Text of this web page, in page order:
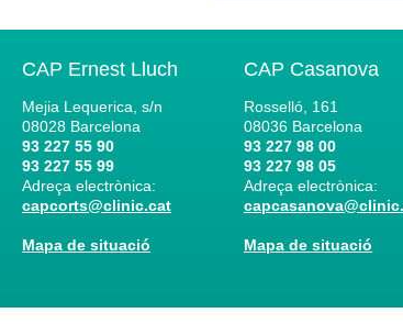
CAP Ernest Lluch
Mejia Lequerica, s/n
08028 Barcelona
93 227 55 90
93 227 55 99
Adreça electrònica:
capcorts@clinic.cat
Mapa de situació
CAP Casanova
Rosselló, 161
08036 Barcelona
93 227 98 00
93 227 98 05
Adreça electrònica:
Mapa de situació